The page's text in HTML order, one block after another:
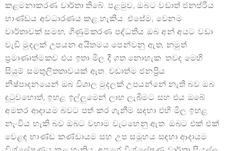
කළමනාකරණ වාර්තා තිබේ. පළමුව, ඔබට වඩාත් ජනප්රිය
භාණ්ඩය අවධාරණය කළ හැකිය. එසේම, වෙනම
වාර්තාවක් සමඟ, ගිණුම්කරණ පද්ධතිය ඔබ අන් අයට වඩා
වැඩි මුදලක් උපයන අයිතමය පෙන්වනු ඇත, නමුත්
ප්‍රමාණාත්මකව එය ඉතා මිල දී ගත නොහැක. තවද මෙහි
සියුම් සමතුලිතතාවයක් ඇත. වඩාත්ම ජනප්‍රිය
නිෂ්පාදනයෙන් ඔබ විශාල මුදලක් උපයන්නේ නැති බව ඔබ
දුටුවහොත්, ඉහළ ඉල්ලුමෙන් ලාභ ලැබීමට සහ එය ඔබේ
අමතර ආදායම බවට පත් කර ගැනීම සඳහා එහි මිල ඉහළ
නැංවිය හැකි බව ඔබට වහාම වැටහෙනු ඇත. ඔබට එක් එක්
වෙළඳ භාණ්ඩ කණ්ඩායම සහ උප සමූහය සඳහා ආදායම